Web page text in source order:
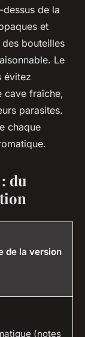
de la
et
bouteilles
Le
évitez
cave fraîche,
parasites.
chaque
du
de la version
(notes